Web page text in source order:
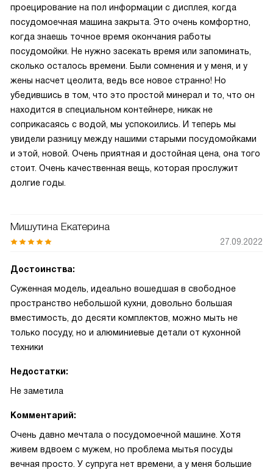
проецирование на пол информации с дисплея, когда
посудомоечная машина закрыта. Это очень комфортно,
когда знаешь точное время окончания работы
посудомойки. Не нужно засекать время или запоминать,
сколько осталось времени. Были сомнения и у меня, и у
жены насчет цеолита, ведь все новое странно! Но
убедившись в том, что это простой минерал и то, что он
находится в специальном контейнере, никак не
соприкасаясь с водой, мы успокоились. И теперь мы
увидели разницу между нашими старыми посудомойками
и этой, новой. Очень приятная и достойная цена, она того
стоит. Очень качественная вещь, которая прослужит
долгие годы.
Мишутина Екатерина
27.09.2022
Достоинства:
Суженная модель, идеально вошедшая в свободное
пространство небольшой кухни, довольно большая
вместимость, до десяти комплектов, можно мыть не
только посуду, но и алюминиевые детали от кухонной
техники
Недостатки:
Не заметила
Комментарий:
Очень давно мечтала о посудомоечной машине. Хотя
живем вдвоем с мужем, но проблема мытья посуды
вечная просто. У супруга нет времени, а у меня большие